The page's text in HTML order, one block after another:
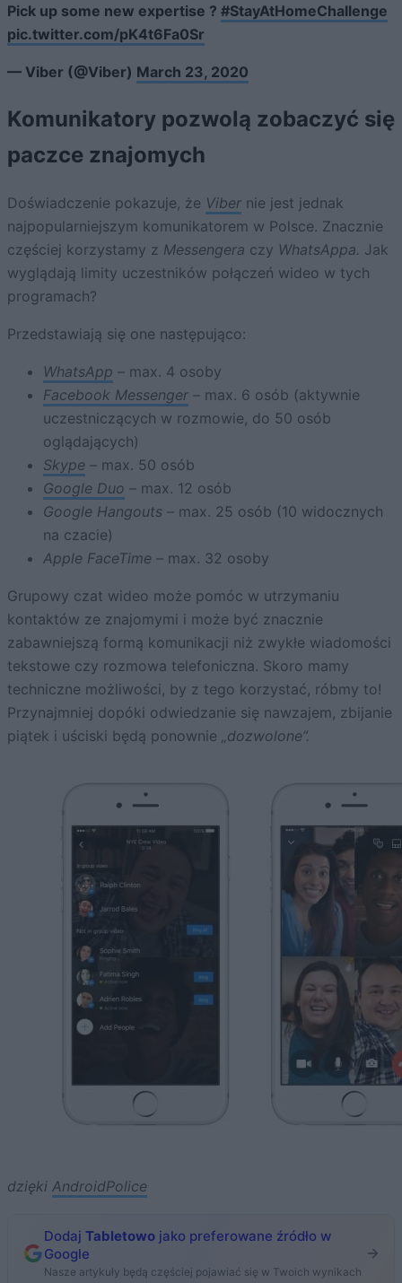
Pick up some new expertise ? #StayAtHomeChallenge
pic.twitter.com/pK4t6Fa0Sr
— Viber (@Viber) March 23, 2020
Komunikatory pozwolą zobaczyć się
paczce znajomych
Doświadczenie pokazuje, że Viber nie jest jednak
najpopularniejszym komunikatorem w Polsce. Znacznie
częściej korzystamy z Messengera czy WhatsAppa. Jak
wyglądają limity uczestników połączeń wideo w tych
programach?
Przedstawiają się one następująco:
WhatsApp – max. 4 osoby
Facebook Messenger – max. 6 osób (aktywnie
uczestniczących w rozmowie, do 50 osób
oglądających)
Skype – max. 50 osób
Google Duo – max. 12 osób
Google Hangouts – max. 25 osób (10 widocznych
na czacie)
Apple FaceTime – max. 32 osoby
Grupowy czat wideo może pomóc w utrzymaniu
kontaktów ze znajomymi i może być znacznie
zabawniejszą formą komunikacji niż zwykłe wiadomości
tekstowe czy rozmowa telefoniczna. Skoro mamy
techniczne możliwości, by z tego korzystać, róbmy to!
Przynajmniej dopóki odwiedzanie się nawzajem, zbijanie
piątek i uściski będą ponownie
„dozwolone”.
dzięki AndroidPolice
Dodaj Tabletowo jako preferowane źródło w
Google
Nasze artykuły będą częściej pojawiać się w Twoich wynikach